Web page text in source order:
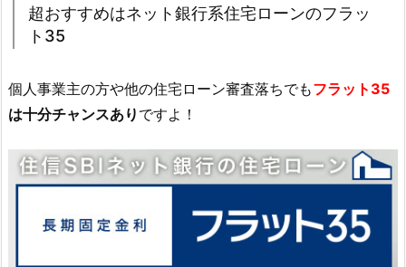
超おすすめはネット銀行系住宅ローンのフラッ
ト35
個人事業主の方や他の住宅ローン審査落ちでもフラット35
は十分チャンスあり ですよ！